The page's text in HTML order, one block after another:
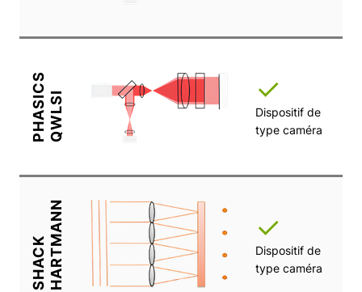
PHASICSQWLSI
✓
Dispositif de
type caméra
SHACKHARTMANN ✓
Dispositif de
type caméra